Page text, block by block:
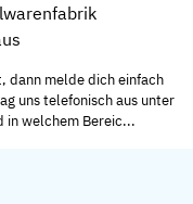
dann melde dich einfach
uns telefonisch aus unter
welchem Bereic...